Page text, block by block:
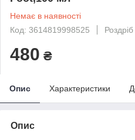
Немає в наявності
Код: 3614819998525
Роздріб
480 ₴
Опис Характеристики
Опис